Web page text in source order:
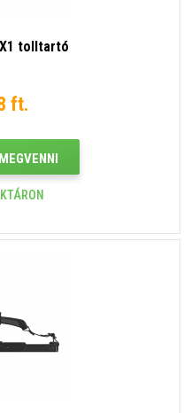
tolltartó
ft.
MEGVENNI